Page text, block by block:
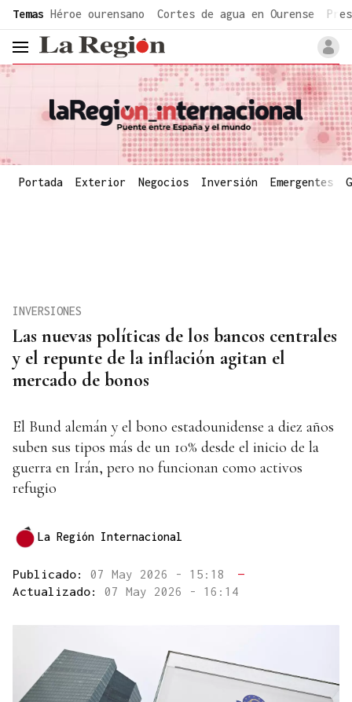
common.go-to-content
Temas Héroe ourensano Cortes de agua en Ourense
header.menu.open
Portada Exterior Negocios Inversión Emergentes
Las nuevas políticas de los bancos centrales
y el repunte de la inflación agitan el
mercado de bonos
INVERSIONES
El Bund alemán y el bono estadounidense a diez años
suben sus tipos más de un 10% desde el inicio de la
guerra en Irán, pero no funcionan como activos
refugio
La Región Internacional
Publicado: 07 May 2026 - 15:18
—
Actualizado: 07 May 2026 - 16:14